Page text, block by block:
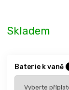
Skladem
Baterie k vaně